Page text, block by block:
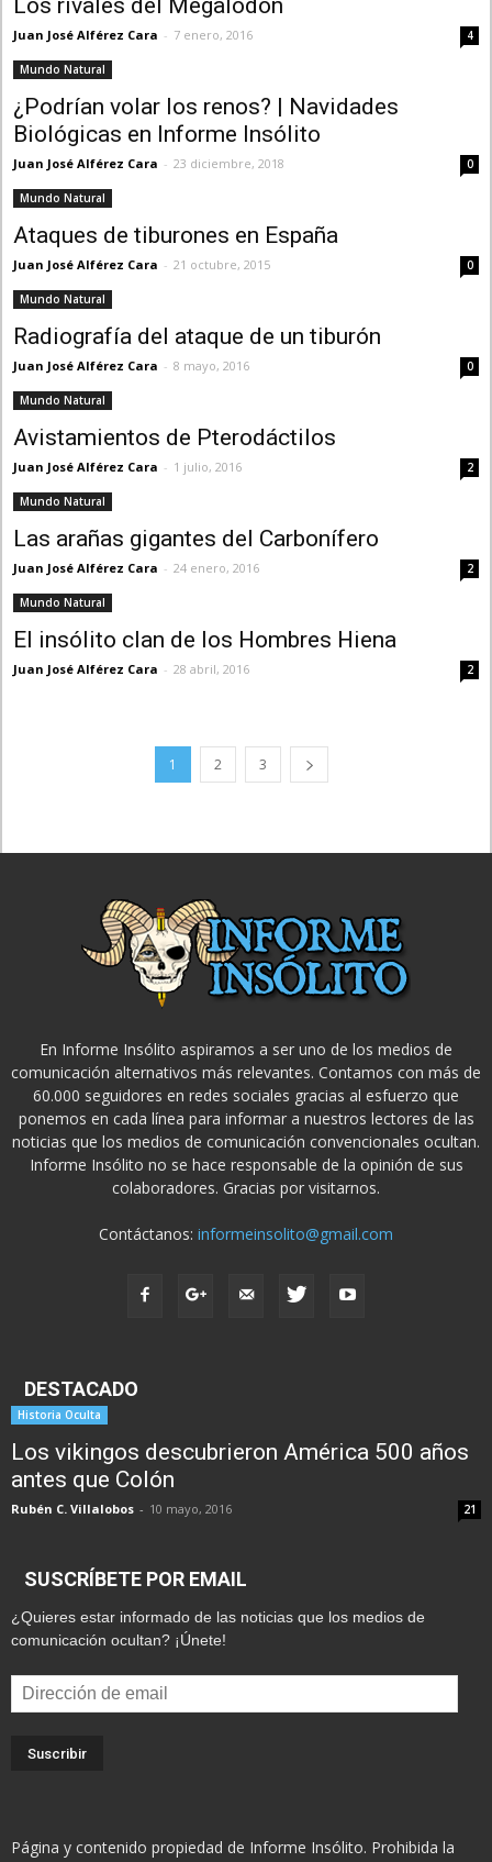
Los rivales del Megalodón
Juan José Alférez Cara - 7 enero, 2016 4
Mundo Natural
¿Podrían volar los renos? | Navidades
Biológicas en Informe Insólito
Juan José Alférez Cara - 23 diciembre, 2018 0
Mundo Natural
Ataques de tiburones en España
Juan José Alférez Cara - 21 octubre, 2015 0
Mundo Natural
Radiografía del ataque de un tiburón
Juan José Alférez Cara - 8 mayo, 2016 0
Mundo Natural
Avistamientos de Pterodáctilos
Juan José Alférez Cara - 1 julio, 2016 2
Mundo Natural
Las arañas gigantes del Carbonífero
Juan José Alférez Cara - 24 enero, 2016 2
Mundo Natural
El insólito clan de los Hombres Hiena
Juan José Alférez Cara - 28 abril, 2016 2
1 2 3
En Informe Insólito aspiramos a ser uno de los medios de
comunicación alternativos más relevantes. Contamos con más de
60.000 seguidores en redes sociales gracias al esfuerzo que
ponemos en cada línea para informar a nuestros lectores de las
noticias que los medios de comunicación convencionales ocultan.
Informe Insólito no se hace responsable de la opinión de sus
colaboradores. Gracias por visitarnos.
Contáctanos: informeinsolito@gmail.com
DESTACADO
Historia Oculta
Los vikingos descubrieron América 500 años
antes que Colón
Rubén C. Villalobos - 10 mayo, 2016 21
SUSCRÍBETE POR EMAIL
¿Quieres estar informado de las noticias que los medios de
comunicación ocultan? ¡Únete!
Dirección
de
Página y contenido propiedad de Informe Insólito. Prohibida la